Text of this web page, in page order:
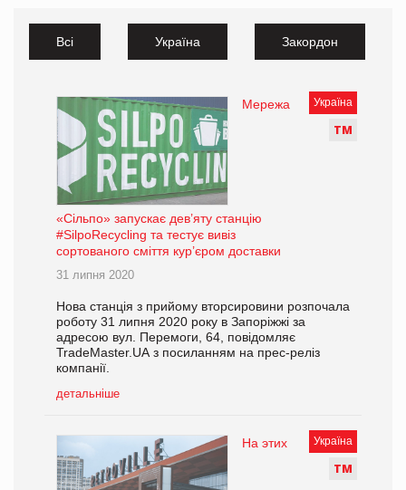
Всі Україна Закордон
Україна
ТМ
Мережа
«Сільпо» запускає дев’яту станцію
#SilpoRecycling та тестує вивіз
сортованого сміття кур’єром доставки
31 липня 2020
Нова станція з прийому вторсировини розпочала
роботу 31 липня 2020 року в Запоріжжі за
адресою вул. Перемоги, 64, повідомляє
TradeMaster.UА з посиланням на прес-реліз
компанії.
детальніше
Україна
ТМ
На этих